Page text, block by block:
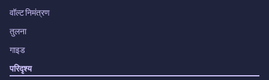
वॉल्ट निमंत्रण
तुलना
गाइड
परिदृश्य